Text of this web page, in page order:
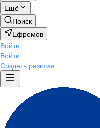
Ещё
Поиск
Ефремов
Войти
Войти
Создать резюме